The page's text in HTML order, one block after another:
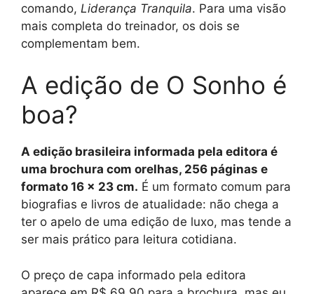
comando, Liderança Tranquila. Para uma visão
mais completa do treinador, os dois se
complementam bem.
A edição de O Sonho é
boa?
A edição brasileira informada pela editora é
uma brochura com orelhas, 256 páginas e
formato 16 x 23 cm. É um formato comum para
biografias e livros de atualidade: não chega a
ter o apelo de uma edição de luxo, mas tende a
ser mais prático para leitura cotidiana.
O preço de capa informado pela editora